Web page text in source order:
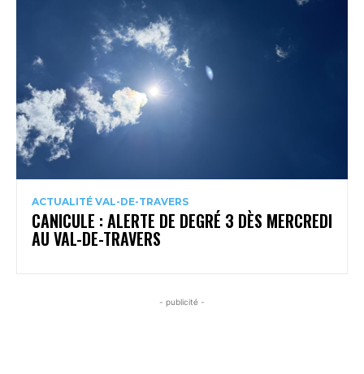
ACTUALITÉ VAL-DE-TRAVERS
CANICULE : ALERTE DE DEGRÉ 3 DÈS MERCREDI
AU VAL-DE-TRAVERS
- publicité -